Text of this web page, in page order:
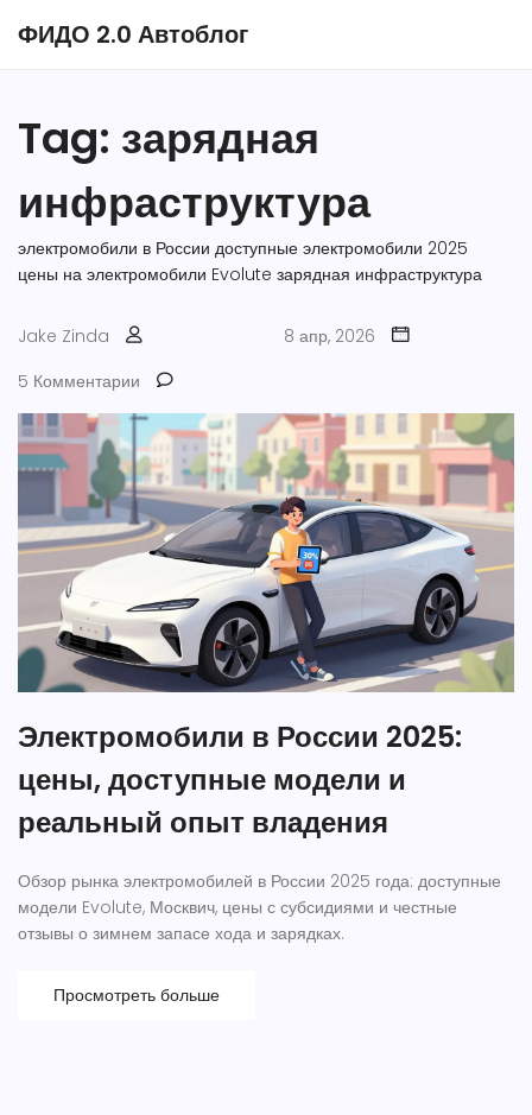
ФИДО 2.0 Автоблог
Tag: зарядная
инфраструктура
электромобили в России доступные электромобили 2025
цены на электромобили Evolute зарядная инфраструктура
Jake Zinda
8 апр, 2026
5 Комментарии
Электромобили в России 2025:
цены, доступные модели и
реальный опыт владения
Обзор рынка электромобилей в России 2025 года: доступные
модели Evolute, Москвич, цены с субсидиями и честные
отзывы о зимнем запасе хода и зарядках.
Просмотреть больше